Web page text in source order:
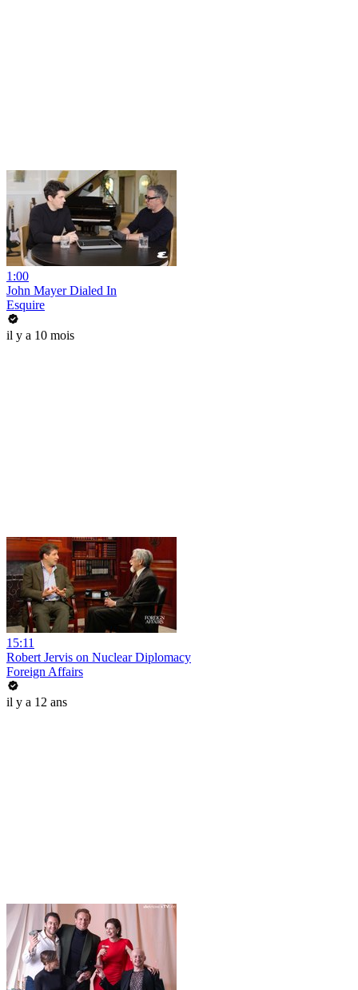
1:00
John Mayer Dialed In
Esquire
il y a 10 mois
15:11
Robert Jervis on Nuclear Diplomacy
Foreign Affairs
il y a 12 ans